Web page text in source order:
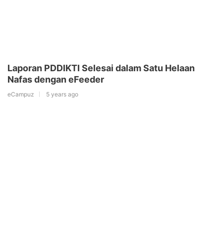
Laporan PDDIKTI Selesai dalam Satu Helaan
Nafas dengan eFeeder
eCampuz 5 years ago